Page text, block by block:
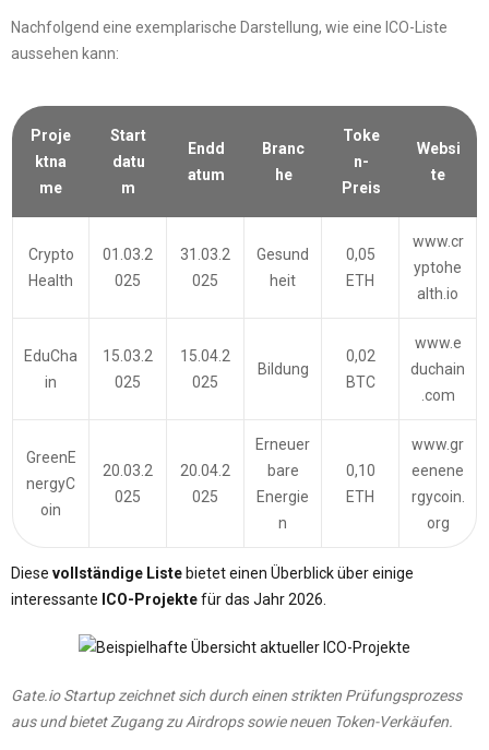
Nachfolgend eine exemplarische Darstellung, wie eine ICO-Liste
aussehen kann:
Proje
ktna
me
Start
datu
m
Endd
atum
Branc
he
Toke
n-
Preis
Websi
te
Crypto
Health
01.03.2
025
31.03.2
025
Gesund
heit
0,05
ETH
www.cr
yptohe
alth.io
EduCha
in
15.03.2
025
15.04.2
025
Bildung
0,02
BTC
www.e
duchain
.com
GreenE
nergyC
oin
20.03.2
025
20.04.2
025
Erneuer
bare
Energie
n
0,10
ETH
www.gr
eenene
rgycoin.
org
Diese vollständige Listebietet einen Überblick über einige
interessante ICO-Projektefür das Jahr 2026.
Gate.io Startup zeichnet sich durch einen strikten Prüfungsprozess
aus und bietet Zugang zu Airdrops sowie neuen Token-Verkäufen.